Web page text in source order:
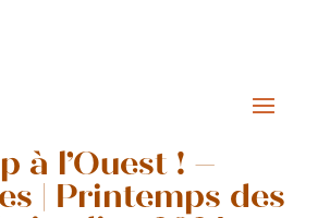
à l’Ouest ! –
| Printemps des